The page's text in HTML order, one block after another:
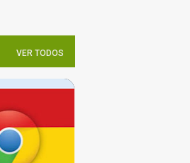
VER TODOS